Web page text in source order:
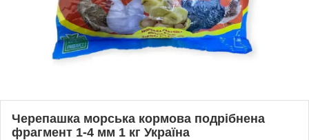
Черепашка морська кормова подрібнена
фрагмент 1-4 мм 1 кг Україна